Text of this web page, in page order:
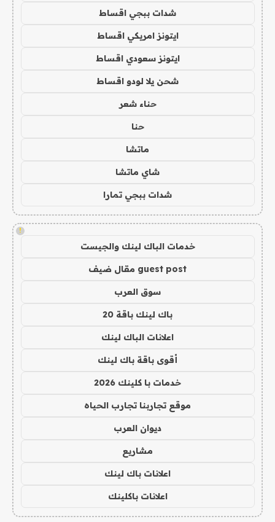
شدات ببجي اقساط
ايتونز امريكي اقساط
ايتونز سعودي اقساط
شحن يلا لودو اقساط
حناء شعر
حنا
ماتشا
شاي ماتشا
شدات ببجي تمارا
!
خدمات الباك لينك والجيست
guest post مقال ضيف
سوق العرب
باك لينك باقة 20
اعلانات الباك لينك
أقوى باقة باك لينك
خدمات با كلينك 2026
موقع تجاربنا تجارب الحياه
ديوان العرب
مشاريع
اعلانات باك لينك
اعلانات باكلينك